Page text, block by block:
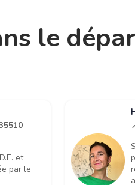
le
et
par le